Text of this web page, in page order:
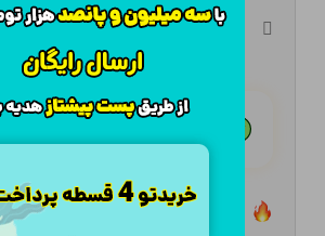
هـر قسط با تــرب‌پــی:
۴ قسط مــاهـانـه؛ بـدون سـود، چـک و ضـامـن